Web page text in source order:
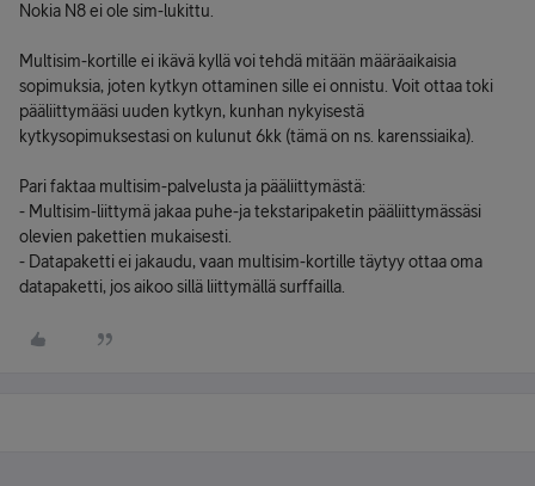
Nokia N8 ei ole sim-lukittu.
Multisim-kortille ei ikävä kyllä voi tehdä mitään määräaikaisia
sopimuksia, joten kytkyn ottaminen sille ei onnistu. Voit ottaa toki
pääliittymääsi uuden kytkyn, kunhan nykyisestä
kytkysopimuksestasi on kulunut 6kk (tämä on ns. karenssiaika).
Pari faktaa multisim-palvelusta ja pääliittymästä:
- Multisim-liittymä jakaa puhe-ja tekstaripaketin pääliittymässäsi
olevien pakettien mukaisesti.
- Datapaketti ei jakaudu, vaan multisim-kortille täytyy ottaa oma
datapaketti, jos aikoo sillä liittymällä surffailla.